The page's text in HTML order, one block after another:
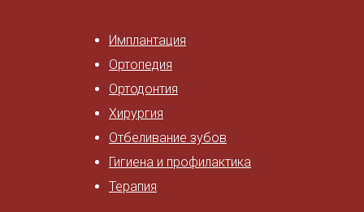
Гигиена и профилактика
Терапия
Отбеливание зубов
Ортодонтия
Ортопедия
Хирургия
Имплантация